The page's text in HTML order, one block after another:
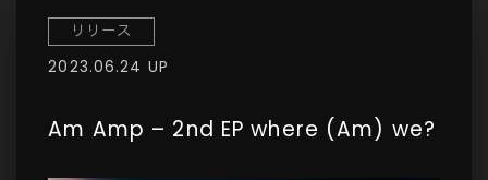
リリース
2023.06.24 UP
Am Amp – 2nd EP where (Am) we?